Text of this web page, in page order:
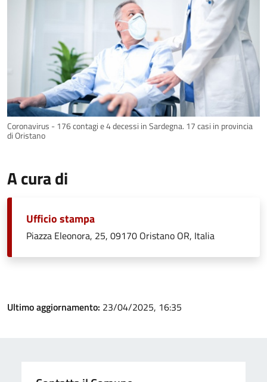
Coronavirus - 176 contagi e 4 decessi in Sardegna. 17 casi in provincia
di Oristano
A cura di
Ufficio stampa
Piazza Eleonora, 25, 09170 Oristano OR, Italia
Ultimo aggiornamento: 23/04/2025, 16:35